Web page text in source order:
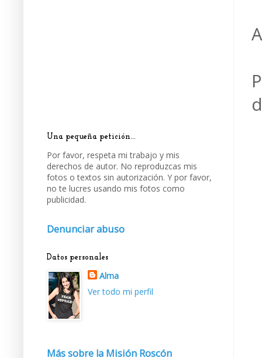
Una pequeña petición...
Por favor, respeta mi trabajo y mis
derechos de autor. No reproduzcas mis
fotos o textos sin autorización. Y por favor,
no te lucres usando mis fotos como
publicidad.
Denunciar abuso
Datos personales
Alma
Ver todo mi perfil
Más sobre la Misión Roscón